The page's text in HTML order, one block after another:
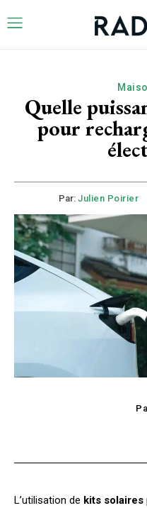
Quelle
pour
Par: Julien Poirier
L’utilisation de kits solaires